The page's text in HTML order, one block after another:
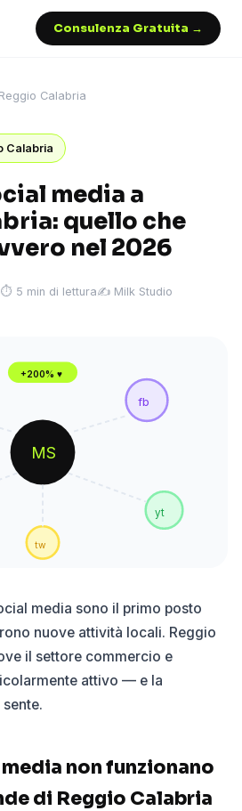
Consulenza Gratuita →
Reggio Calabria
Calabria
media a
quello che
nel 2026
⏱ 5 min di lettura✍️ Milk Studio
MS
fb
yt
tw
+200% ♥
media sono il primo posto
nuove attività locali. Reggio
il settore commercio e
attivo — e la
non funzionano
di Reggio Calabria